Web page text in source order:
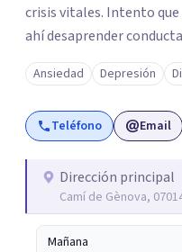
crisis vitales. Intento
ahí desaprender
espacio a una forma de
mism@ y con los demás.
Ansiedad Depresión
Teléfono Email
Dirección principal
Camí de Gènova,
Mañana